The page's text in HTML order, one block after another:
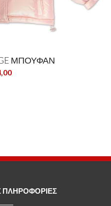
ΜΠΟΥΦΑΝ
ΠΛΗΡΟΦΟΡΙΕΣ